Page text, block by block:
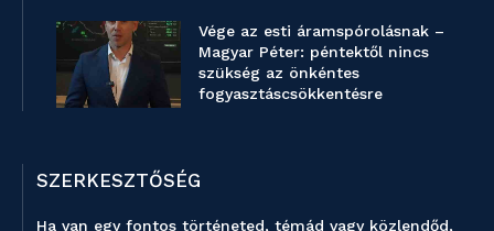
Vége az esti áramspórolásnak –
Magyar Péter: péntektől nincs
szükség az önkéntes
fogyasztáscsökkentésre
SZERKESZTŐSÉG
Ha van egy fontos történeted, témád vagy közlendőd,